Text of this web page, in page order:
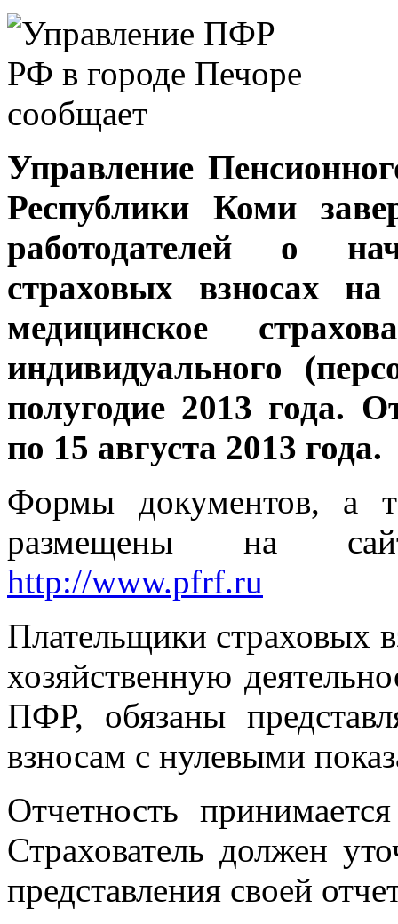
Управление
Республики Коми
работодателей о
страховых взносах на
медицинское
индивидуального
полугодие 2013 года.
по 15 августа 2013 года.
Формы документов, а
размещены на
http://www.pfrf.ru
Плательщики страховых
хозяйственную
ПФР, обязаны
взносам с нулевыми
Отчетность
Страхователь должен
представления своей